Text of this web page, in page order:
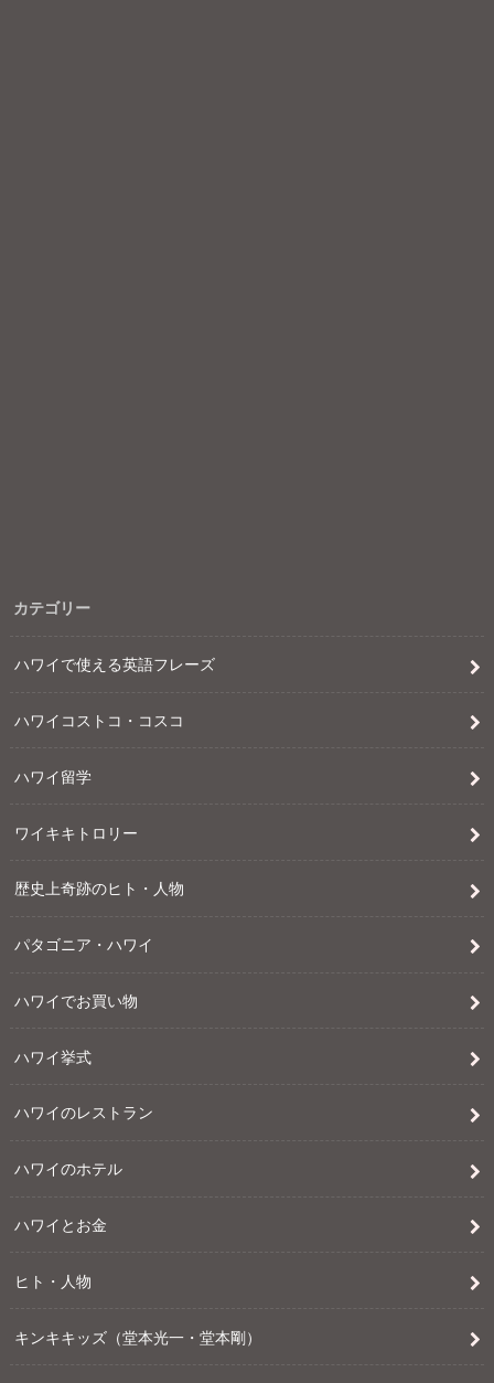
カテゴリー
ハワイで使える英語フレーズ
ハワイコストコ・コスコ
ハワイ留学
ワイキキトロリー
歴史上奇跡のヒト・人物
パタゴニア・ハワイ
ハワイでお買い物
ハワイ挙式
ハワイのレストラン
ハワイのホテル
ハワイとお金
ヒト・人物
キンキキッズ（堂本光一・堂本剛）